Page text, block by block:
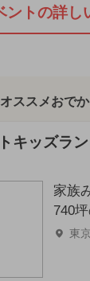
ントの詳し
ススメおで
キッズラ
家族
740
東